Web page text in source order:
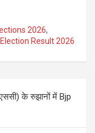
2026,
Result 2026
के रुझानों में Bjp